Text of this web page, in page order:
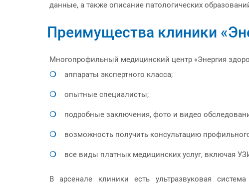
данные, а также описание патологических
Преимущества клиники
Многопрофильный медицинский центр «Энергия
аппараты экспертного класса;
опытные специалисты;
подробные заключения, фото и видео
возможность получить консультацию
все виды платных медицинских услуг, включая
В арсенале клиники есть ультразвуковая